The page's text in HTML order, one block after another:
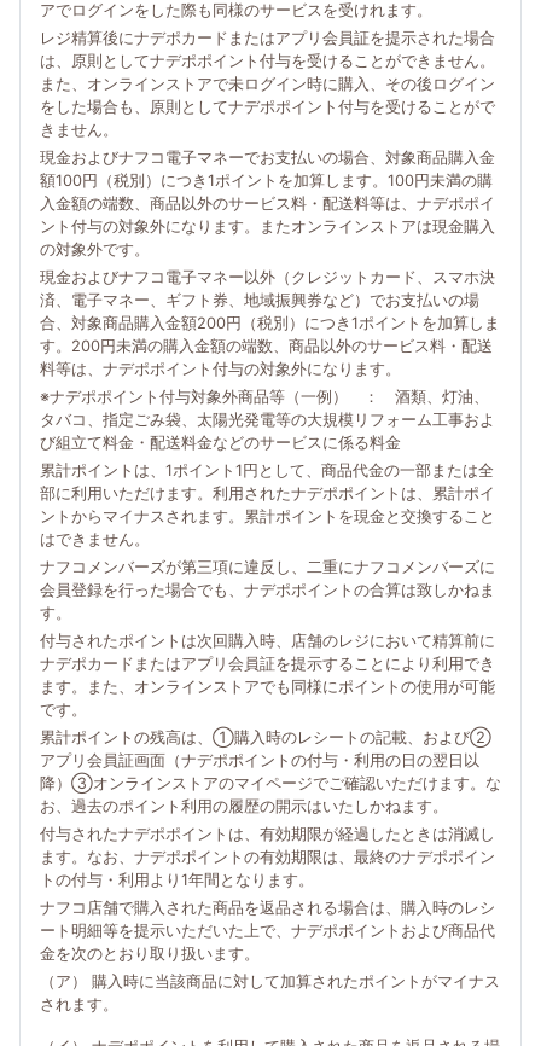
アでログインをした際も同様のサービスを受けれます。
レジ精算後にナデポカードまたはアプリ会員証を提示された場合
は、原則としてナデポポイント付与を受けることができません。
また、オンラインストアで未ログイン時に購入、その後ログイン
をした場合も、原則としてナデポポイント付与を受けることがで
きません。
現金およびナフコ電子マネーでお支払いの場合、対象商品購入金
額100円（税別）につき1ポイントを加算します。100円未満の購
入金額の端数、商品以外のサービス料・配送料等は、ナデポポイ
ント付与の対象外になります。またオンラインストアは現金購入
の対象外です。
現金およびナフコ電子マネー以外（クレジットカード、スマホ決
済、電子マネー、ギフト券、地域振興券など）でお支払いの場
合、対象商品購入金額200円（税別）につき1ポイントを加算しま
す。200円未満の購入金額の端数、商品以外のサービス料・配送
料等は、ナデポポイント付与の対象外になります。
※ナデポポイント付与対象外商品等（一例） ： 酒類、灯油、
タバコ、指定ごみ袋、太陽光発電等の大規模リフォーム工事およ
び組立て料金・配送料金などのサービスに係る料金
累計ポイントは、1ポイント1円として、商品代金の一部または全
部に利用いただけます。利用されたナデポポイントは、累計ポイ
ントからマイナスされます。累計ポイントを現金と交換すること
はできません。
ナフコメンバーズが第三項に違反し、二重にナフコメンバーズに
会員登録を行った場合でも、ナデポポイントの合算は致しかねま
す。
付与されたポイントは次回購入時、店舗のレジにおいて精算前に
ナデポカードまたはアプリ会員証を提示することにより利用でき
ます。また、オンラインストアでも同様にポイントの使用が可能
です。
累計ポイントの残高は、①購入時のレシートの記載、および②
アプリ会員証画面（ナデポポイントの付与・利用の日の翌日以
降）③オンラインストアのマイページでご確認いただけます。な
お、過去のポイント利用の履歴の開示はいたしかねます。
付与されたナデポポイントは、有効期限が経過したときは消滅し
ます。なお、ナデポポイントの有効期限は、最終のナデポポイン
トの付与・利用より1年間となります。
ナフコ店舗で購入された商品を返品される場合は、購入時のレシ
ート明細等を提示いただいた上で、ナデポポイントおよび商品代
金を次のとおり取り扱います。
（ア） 購入時に当該商品に対して加算されたポイントがマイナス
されます。